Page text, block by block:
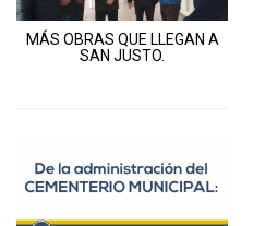
MÁS OBRAS QUE LLEGAN A
SAN JUSTO.